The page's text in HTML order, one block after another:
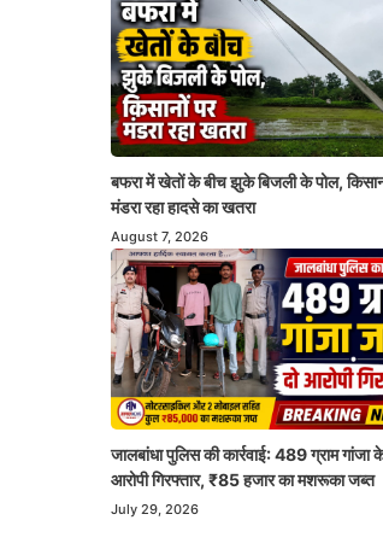
बफरा में खेतों के बीच झुके बिजली के पोल,
मंडरा रहा हादसे का खतरा
August 7, 2026
जालबांधा पुलिस की कार्रवाई: 489 ग्राम गांजा
आरोपी गिरफ्तार, ₹85 हजार का मशरूका जब्त
July 29, 2026